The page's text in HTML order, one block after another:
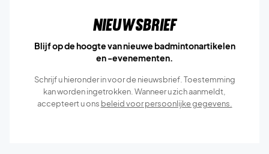
Nieuwsbrief
Blijf op de hoogte van nieuwe badmintonartikelen
en -evenementen.
Schrijf u hieronder in voor de nieuwsbrief. Toestemming
kan worden ingetrokken. Wanneer u zich aanmeldt,
accepteert u ons beleid voor persoonlijke gegevens.